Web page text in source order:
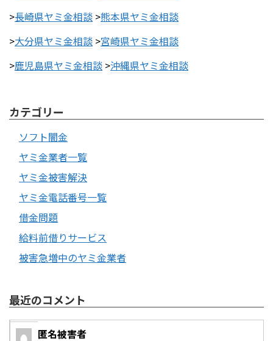
>長崎県ヤミ金相談 >熊本県ヤミ金相談
>大分県ヤミ金相談 >宮崎県ヤミ金相談
>鹿児島県ヤミ金相談 >沖縄県ヤミ金相談
カテゴリー
ソフト闇金
ヤミ金業者一覧
ヤミ金被害解決
ヤミ金電話番号一覧
借金問題
給料前借りサービス
被害急増中のヤミ金業者
最近のコメント
匿名被害者